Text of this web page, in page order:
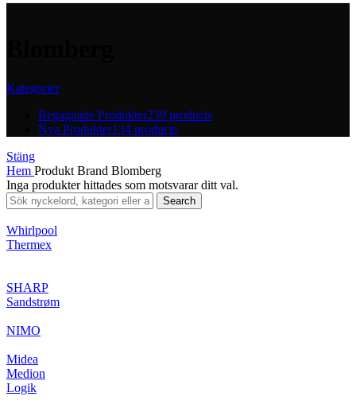
Kategorier
Begagnade Produkter239 products
Nya Produkter134 products
Stäng
Hem Produkt Brand Blomberg
Inga produkter hittades som motsvarar ditt val.
Search
Whirlpool
Thermex
SHARP
Sandstrøm
NIMO
Midea
Medion
Logik